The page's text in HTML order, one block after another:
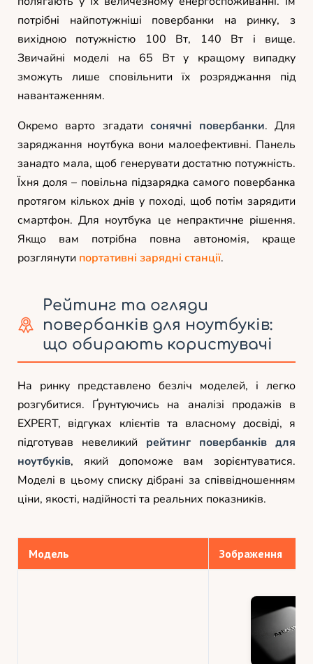
потрібні найпотужніші повербанки на ринку, з
вихідною потужністю 100 Вт, 140 Вт і вище.
Звичайні моделі на 65 Вт у кращому випадку
зможуть лише сповільнити їх розряджання під
навантаженням.
Окремо варто згадатисонячні повербанки. Для
заряджання ноутбука вони малоефективні. Панель
занадто мала, щоб генерувати достатню потужність.
Їхня доля – повільна підзарядка самого повербанка
протягом кількох днів у поході, щоб потім зарядити
смартфон. Для ноутбука це непрактичне рішення.
Якщо вам потрібна повна автономія, краще
розглянути портативні зарядні станції.
Рейтинг та огляди
повербанків для ноутбуків:
що обирають користувачі
На ринку представлено безліч моделей, і легко
розгубитися. Ґрунтуючись на аналізі продажів в
EXPERT, відгуках клієнтів та власному досвіді, я
підготував невеликий рейтинг повербанків для
ноутбуків, який допоможе вам зорієнтуватися.
Моделі в цьому списку дібрані за співвідношенням
ціни, якості, надійності та реальних показників.
Модель Зображення